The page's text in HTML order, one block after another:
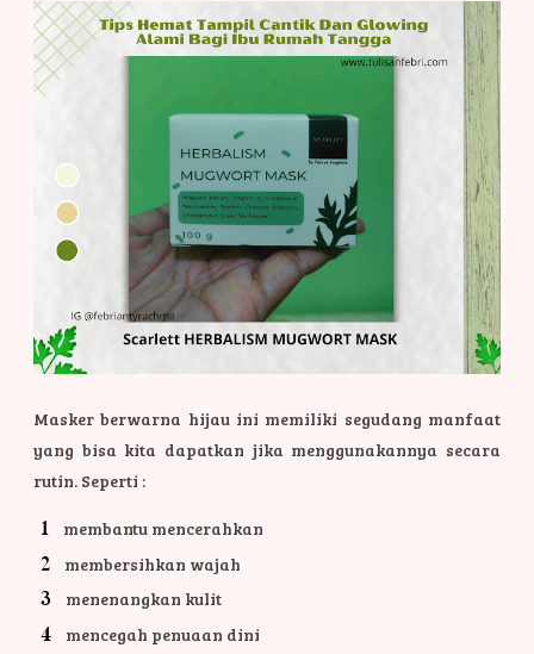
Masker berwarna hijau ini memiliki segudang manfaat
yang bisa kita dapatkan jika menggunakannya secara
rutin. Seperti :
membantu mencerahkan
membersihkan wajah
menenangkan kulit
mencegah penuaan dini